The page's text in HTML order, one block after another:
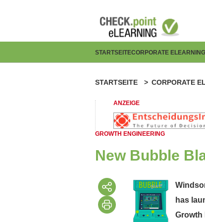
H
p
t
n
a
v
i
STARTSEITECORPORATE ELEARNING
P
f
a
d
a
v
STARTSEITE CORPORATE
ANZEIGE
GROWTH ENGINEERING
New Bubble
has
Growth